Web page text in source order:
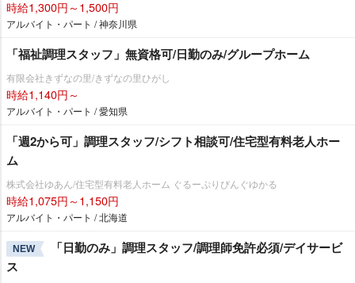
時給1,300円～1,500円
アルバイト・パート / 神奈川県
「福祉調理スタッフ」無資格可/日勤のみ/グループホーム
有限会社きずなの里/きずなの里ひがし
時給1,140円～
アルバイト・パート / 愛知県
「週2から可」調理スタッフ/シフト相談可/住宅型有料老人ホー
ム
株式会社ゆあん/住宅型有料老人ホーム ぐるーぷりびんぐゆかる
時給1,075円～1,150円
アルバイト・パート / 北海道
NEW
「日勤のみ」調理スタッフ/調理師免許必須/デイサービ
ス